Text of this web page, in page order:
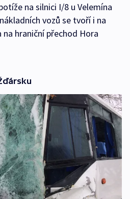
na silnici I/8 u Velemína
vozů se tvoří i na
hraniční přechod Hora